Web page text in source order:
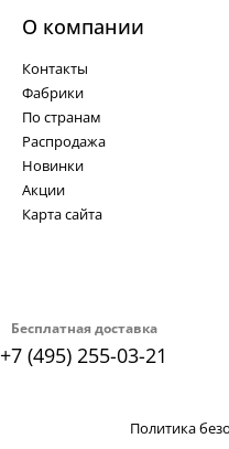
Бесплатная доставка
+7 (495) 255-03-21
О компании
Контакты
Фабрики
По странам
Распродажа
Новинки
Акции
Карта сайта
Политика